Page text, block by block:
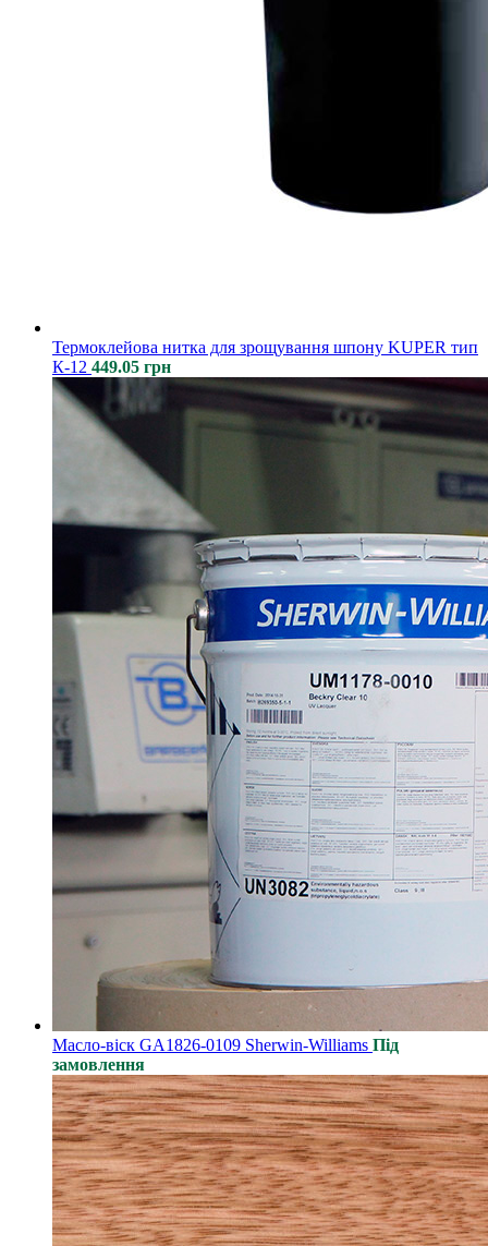
Термоклейова нитка для зрощування шпону KUPER тип
К-12 449.05 грн
Масло-віск GA1826-0109 Sherwin-Williams Під
замовлення